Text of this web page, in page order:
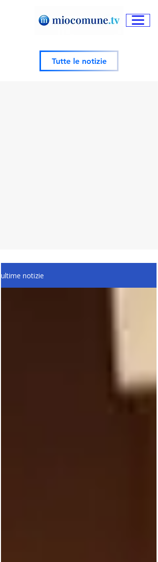
Tutte le notizie
ultime notizie